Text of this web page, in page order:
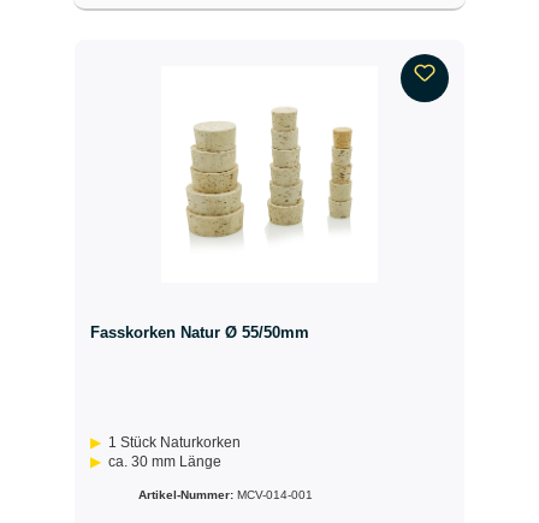
Fasskorken Natur Ø 55/50mm
1 Stück Naturkorken
ca. 30 mm Länge
Artikel-Nummer: MCV-014-001